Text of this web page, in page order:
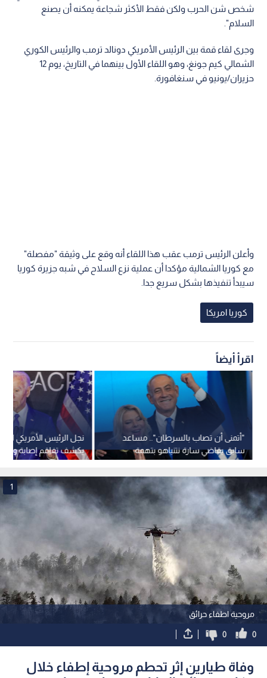
شخص شن الحرب ولكن فقط الأكثر شجاعة يمكنه أن يصنع
السلام".
وجرى لقاء قمة بين الرئيس الأمريكي دونالد ترمب والرئيس الكوري
الشمالي كيم جونغ، وهو اللقاء الأول بينهما في التاريخ، يوم 12
حزيران/يونيو في سنغافورة.
وأعلن الرئيس ترمب عقب هذا اللقاء أنه وقع على وثيقة "مفصلة"
مع كوريا الشمالية مؤكدا أن عملية نزع السلاح في شبه جزيرة كوريا
سيبدأ تنفيذها بشكل سريع جدا.
كوريا امريكا
اقرأ أيضاً
نجل الرئيس الأمريكي
يكشف تفاقم إصابة
"أتمنى أن تصاب بالسرطان".. مساعد
سابق يقاضي سارة نتنياهو بتهمة
الإساءة في مكان العمل
مروحية اطفاء حرائق
1
0
0
وفاة طيارين إثر تحطم مروحية إطفاء خلال